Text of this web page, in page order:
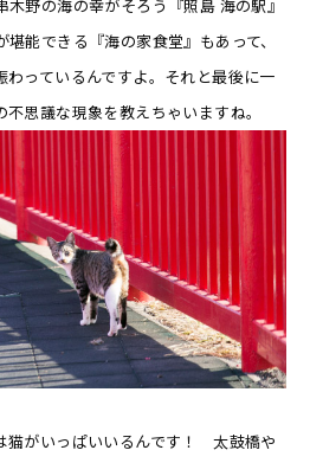
野の海の幸がそろう『照島 海の駅』
能できる『海の家食堂』もあって、
っているんですよ。それと最後に一
思議な現象を教えちゃいますね。
猫がいっぱいいるんです！ 太鼓橋や